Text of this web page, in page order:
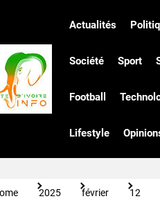
Côte
d'Ivoire
Infos
Actualités
Société Sport
Football
Lifestyle
2025 février 12